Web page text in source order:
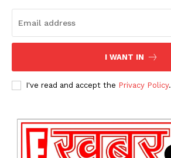
I WANT IN
I've read and accept the Privacy Policy.